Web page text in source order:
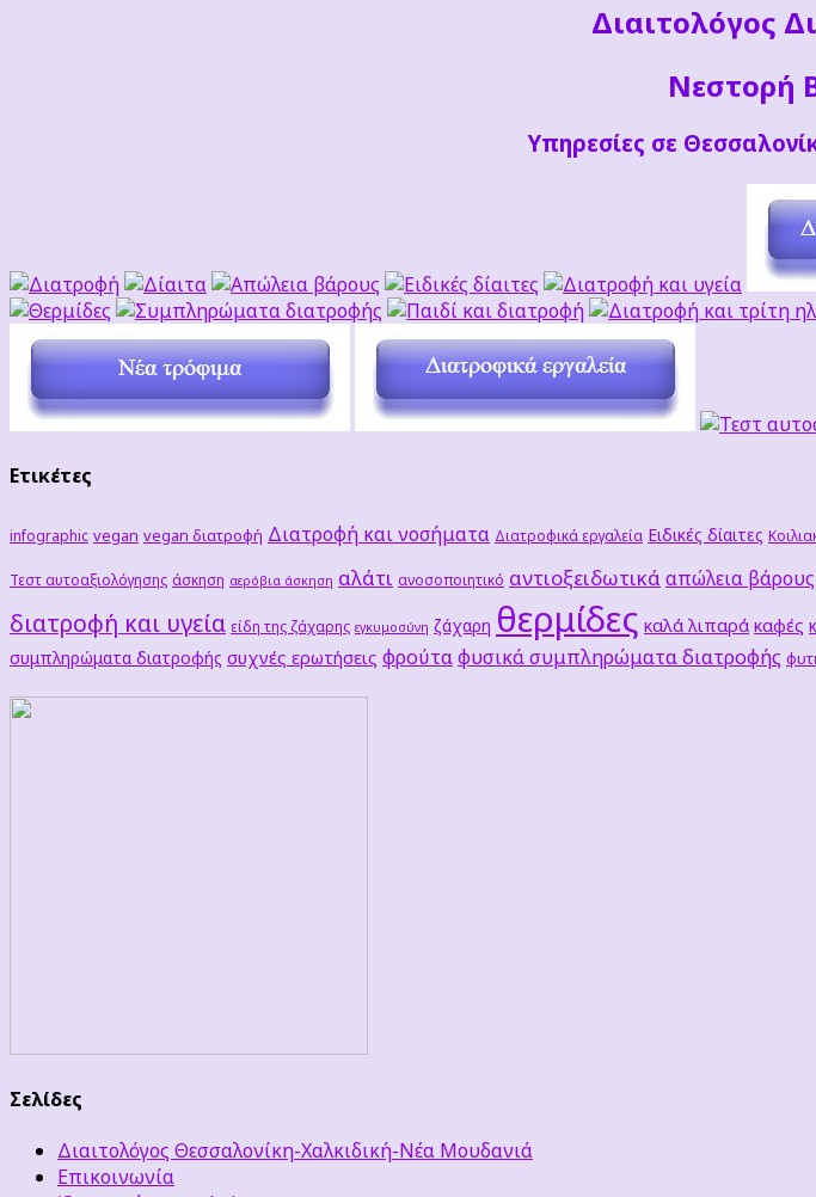
Διαιτoλόγος
Νεστορή
Υπηρεσίες σε
Ετικέτες
infographic vegan vegan διατροφή Διατροφή και νοσήματα Διατροφικά εργαλεία Ειδικές δίαιτες
Τεστ αυτοαξιολόγησης άσκηση αερόβια άσκηση αλάτι ανοσοποιητικό αντιοξειδωτικά απώλεια βάρους
διατροφή και υγεία είδη της ζάχαρης εγκυμοσύνη ζάχαρη θερμίδες καλά λιπαρά καφές
συμπληρώματα διατροφής συχνές ερωτήσεις φρούταφυσικά συμπληρώματα διατροφής
Σελίδες
Διαιτολόγος Θεσσαλονίκη-Χαλκιδική-Νέα Μουδανιά
Επικοινωνία